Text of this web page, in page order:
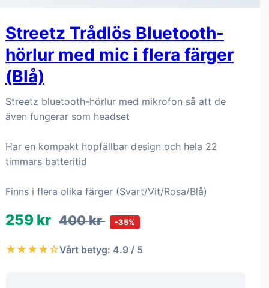
Streetz Trådlös Bluetooth-
hörlur med mic i flera färger
(Blå)
Streetz bluetooth-hörlur med mikrofon så att de
även fungerar som headset
Har en kompakt hopfällbar design och hela 22
timmars batteritid
Finns i flera olika färger (Svart/Vit/Rosa/Blå)
259 kr 400 kr -35%
★★★★☆Vårt betyg: 4.9 / 5